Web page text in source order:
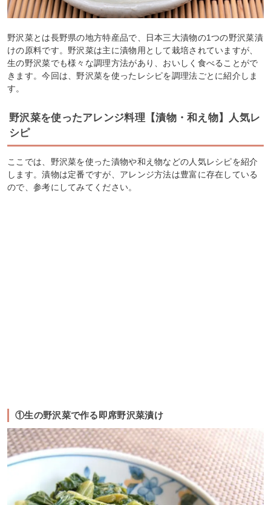
野沢菜とは長野県の地方特産品で、日本三大漬物の1つの野沢菜漬
けの原料です。野沢菜は主に漬物用として栽培されていますが、
生の野沢菜でも様々な調理方法があり、おいしく食べることがで
きます。今回は、野沢菜を使ったレシピを調理法ごとに紹介しま
す。
野沢菜を使ったアレンジ料理【漬物・和え物】人気レ
シピ
ここでは、野沢菜を使った漬物や和え物などの人気レシピを紹介
します。漬物は定番ですが、アレンジ方法は豊富に存在している
ので、参考にしてみてください。
①生の野沢菜で作る即席野沢菜漬け